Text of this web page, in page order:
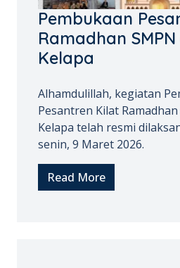
Pembukaan
Ramadhan
Kelapa
Alhamdulillah, kegiatan
Pesantren Kilat
Kelapa telah resmi
senin, 9 Maret 2026.
Read More